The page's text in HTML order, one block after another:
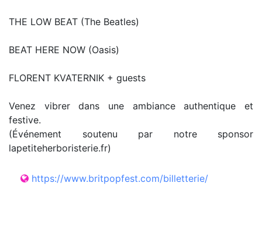
THE LOW BEAT (The Beatles)
BEAT HERE NOW (Oasis)
FLORENT KVATERNIK + guests
Venez vibrer dans une ambiance authentique et
festive.
(Événement soutenu par notre sponsor
lapetiteherboristerie.fr)
https://www.britpopfest.com/billetterie/